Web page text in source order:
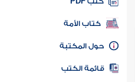
كتب PDF
كتاب الأمة
المكتبة